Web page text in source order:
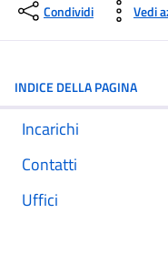
Condividi Vedi
INDICE DELLA PAGINA
Incarichi
Contatti
Uffici